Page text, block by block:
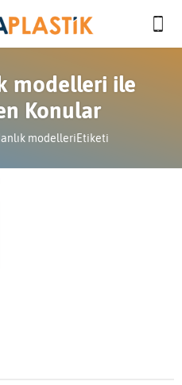
modelleri ile
Konular
modelleriEtiketi